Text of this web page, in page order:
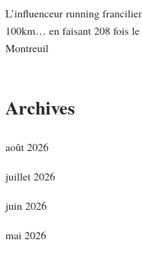
L’influenceur running
100km… en faisant 208 fois le
Montreuil
Archives
août 2026
juillet 2026
juin 2026
mai 2026